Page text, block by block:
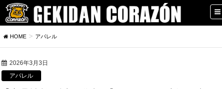
HOME アパレル
2026年3月3日
アパレル